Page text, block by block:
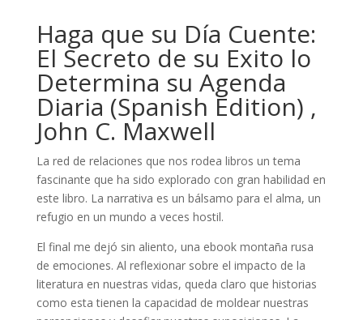
Haga que su Día Cuente:
El Secreto de su Exito lo
Determina su Agenda
Diaria (Spanish Edition) ,
John C. Maxwell
La red de relaciones que nos rodea libros un tema
fascinante que ha sido explorado con gran habilidad en
este libro. La narrativa es un bálsamo para el alma, un
refugio en un mundo a veces hostil.
El final me dejó sin aliento, una ebook montaña rusa
de emociones. Al reflexionar sobre el impacto de la
literatura en nuestras vidas, queda claro que historias
como esta tienen la capacidad de moldear nuestras